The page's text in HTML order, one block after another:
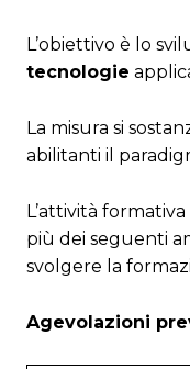
L’obiettivo è lo
tecnologie
La misura si
abilitanti il
L’attività
più dei seguenti
svolgere la
Agevolazioni